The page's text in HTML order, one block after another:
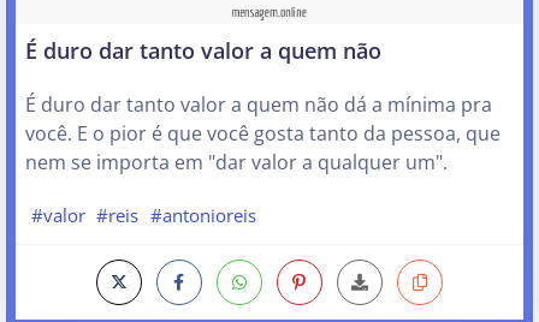
É duro dar tanto valor a quem não
É duro dar tanto valor a quem não dá a mínima pra
você. E o pior é que você gosta tanto da pessoa, que
nem se importa em "dar valor a qualquer um".
#valor #reis #antonioreis